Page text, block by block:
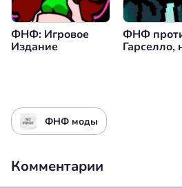
ФНФ: Игровое
Издание
ФНФ
Гарселло,
ФНФ моды
Комментарии